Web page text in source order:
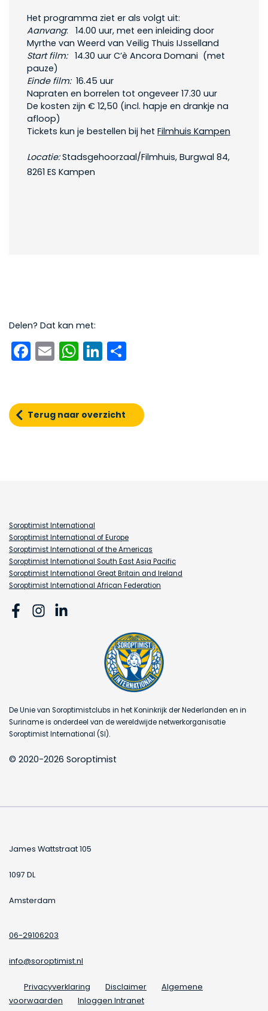
Het programma ziet er als volgt uit:
Aanvang: 14.00 uur, met een inleiding door
Myrthe van Weerd van Veilig Thuis IJsselland
Start film:14.30 uur C’è Ancora Domani (met
pauze)
Einde film:16.45 uur
Napraten en borrelen tot ongeveer 17.30 uur
De kosten zijn € 12,50 (incl. hapje en drankje na
afloop)
Tickets kun je bestellen bij het Filmhuis Kampen
Locatie:Stadsgehoorzaal/Filmhuis, Burgwal 84,
8261 ES Kampen
Delen? Dat kan met:
Facebook
EmailWhatsApp
LinkedIn
Terug naar overzicht
Soroptimist International
Soroptimist International of Europe
Soroptimist International of the Americas
Soroptimist International South East Asia Pacific
Soroptimist International Great Britain and Ireland
Soroptimist International African Federation
De Unie van Soroptimistclubs in het Koninkrijk der Nederlanden en in
Suriname is onderdeel van de wereldwijde netwerkorganisatie
Soroptimist International (SI).
© 2020-2026 Soroptimist
James Wattstraat 105
1097 DL
Amsterdam
06-29106203
info@soroptimist.nl
Privacyverklaring Disclaimer
Algemene
voorwaarden
Inloggen Intranet